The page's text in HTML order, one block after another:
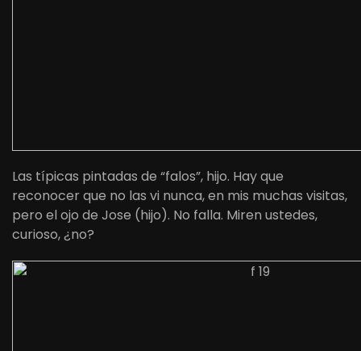
Las típicas pintadas de “falos”, hijo. Hay que
reconocer que no las vi nunca, en mis muchas visitas,
pero el ojo de Jose (hijo). No falla. Miren ustedes,
curioso, ¿no?